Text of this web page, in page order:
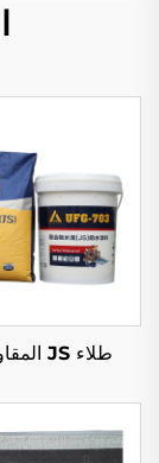
طلاء JS المقاوم للماء